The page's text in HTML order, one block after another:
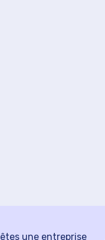
une entreprise